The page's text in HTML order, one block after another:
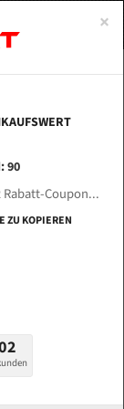
mm Bi-
mm
×
90
Rabatt-Coupon...
ZU KOPIEREN